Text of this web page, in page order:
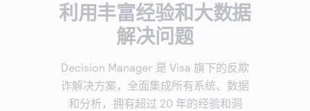
利用丰富经验和大数据
解决问题
Decision Manager 是 Visa 旗下的反欺
诈解决方案，全面集成所有系统、数据
和分析，拥有超过 20 年的经验和洞